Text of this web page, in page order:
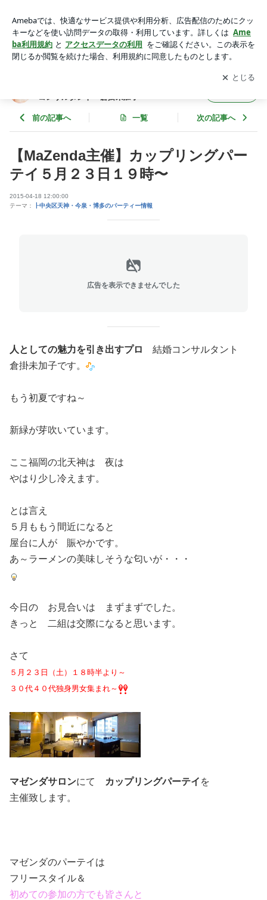
福岡市中央区 結婚相談所 マゼンダ 結婚コンサルタント
倉掛未加子
アプリをダウンロードして ブログの更新通知
を受け取りまし
ょう。
開く
コンサルタント 倉掛未加子
前の記事へ 一覧 次の記事へ
【MaZenda主催】カップリングパー
テイ５月２３日１９時〜
2015-04-18 12:00:00
テーマ：
┠中央区天神・今泉・博多のパーティー情報
広告を表示できませんでした
人としての魅力を引き出すプロ
結婚コンサルタント
倉掛未加子です。
もう初夏ですね～
新緑が芽吹いています。
ここ福岡の北天神は 夜は
やはり少し冷えます。
とは言え
５月ももう間近になると
屋台に人が 賑やかです。
あ～ラーメンの美味しそうな匂いが・・・
今日の お見合いは まずまずでした。
きっと 二組は交際になると思います。
さて
５月２３日（土）１８時半より～
３０代４０代独身男女集まれ～
マゼンダサロンにて カップリングパーテイ を
主催致します。
マゼンダのパーテイは
フリースタイル＆
初めての参加の方でも皆さんと